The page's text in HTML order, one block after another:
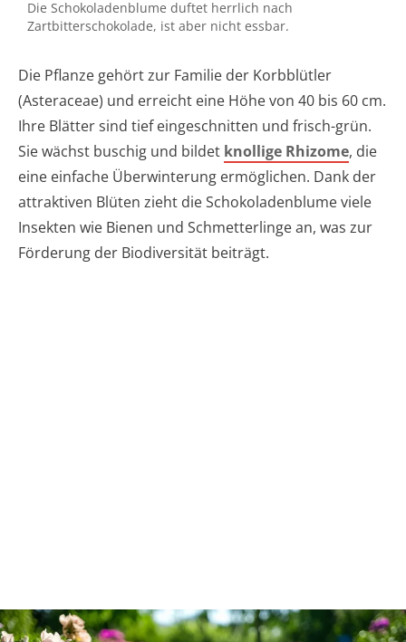
Die Schokoladenblume duftet herrlich nach
Zartbitterschokolade, ist aber nicht essbar.
Die Pflanze gehört zur Familie der Korbblütler
(Asteraceae) und erreicht eine Höhe von 40 bis 60 cm.
Ihre Blätter sind tief eingeschnitten und frisch-grün.
Sie wächst buschig und bildet knollige Rhizome, die
eine einfache Überwinterung ermöglichen. Dank der
attraktiven Blüten zieht die Schokoladenblume viele
Insekten wie Bienen und Schmetterlinge an, was zur
Förderung der Biodiversität beiträgt.